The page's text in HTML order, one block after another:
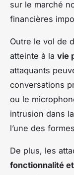
sur le marché
financières
Outre le vol de
atteinte à la vie
attaquants
conversations
ou le
intrusion dans
l’une des
De plus, les
fonctionnalité